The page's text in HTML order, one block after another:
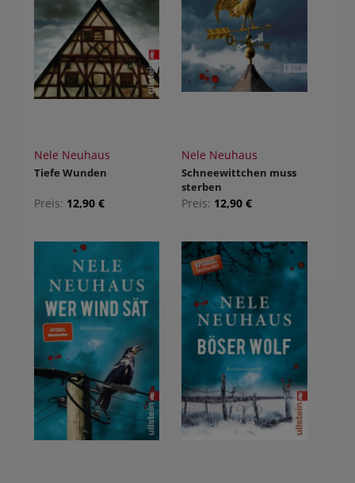
Nele Neuhaus
Tiefe Wunden
Preis: 12,90 €
Nele Neuhaus
Schneewittchen muss
sterben
Preis: 12,90 €